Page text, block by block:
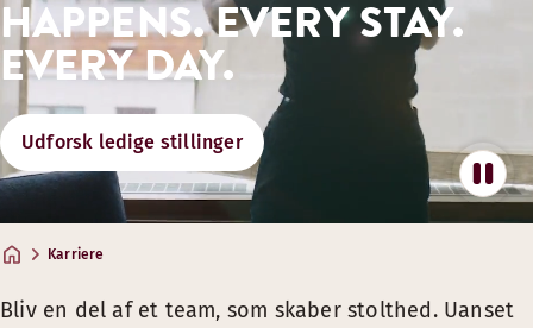
HAPPENS. EVERY STAY.
EVERY DAY.
Udforsk ledige stillinger
Karriere
Bliv en del af et team, som skaber stolthed. Uanset
GODE OPHOLD, MAD OG
Team Member‑priser på hotelophold, mad & drikke.*
Gode partnerfordele på rejser og meget mere
Del oplevelsen med særlige tilbud til familie og venner
* Fordele gælder for alle team members med et gyldigt
STØTTE TIL DIT VELBEFINDENDE – OG
Wellness‑partnerskaber og adgang til fitnessfaciliteter